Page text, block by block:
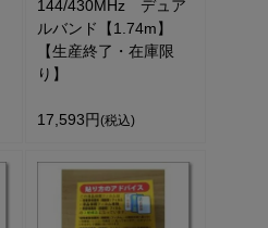
144/430MHz デュア
ルバンド【1.74m】
【生産終了・在庫限
り】
17,593円 (税込)